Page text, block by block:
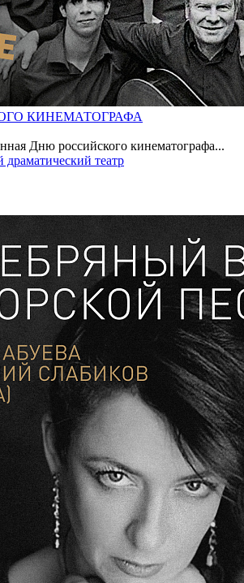
КИНЕМАТОГРАФА
Дню российского кинематографа...
театр